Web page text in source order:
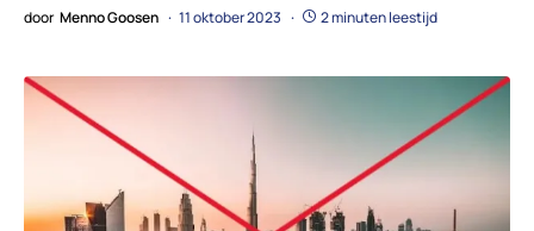
door Menno Goosen 11 oktober 2023 2 minuten leestijd